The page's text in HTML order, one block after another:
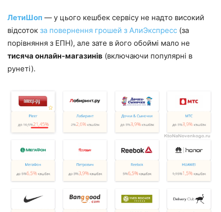
ЛетиШоп — у цього кешбек сервісу не надто високий
відсоток за повернення грошей з АлиЭкспресс (за
порівняння з ЕПН), але зате в його обоймі мало не
тисяча онлайн-магазинів (включаючи популярні в
рунеті).